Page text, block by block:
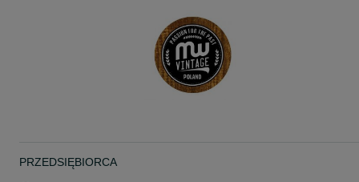
PRZEDSIĘBIORCA